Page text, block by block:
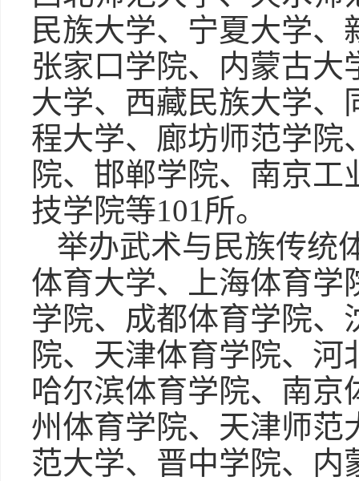
民族大学、宁夏大学
张家口学院、内蒙古
大学、西藏民族大学、
程大学、廊坊师范学院
院、邯郸学院、南京
技学院等101所。
举办武术与民族传统
体育大学、上海体育学
学院、成都体育学院、
院、天津体育学院、
哈尔滨体育学院、南
州体育学院、天津师范
范大学、晋中学院、内